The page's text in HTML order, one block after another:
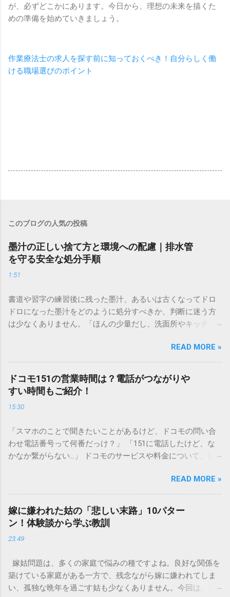
が、必ずどこかにあります。今日から、理想の未来を描くた
めの準備を始めていきましょう。
作業療法士の求人を探す前に知っておくべき！自分らしく働
ける職場選びのポイント
このブログの人気の投稿
墨汁の正しい捨て方と環境への配慮｜排水管
を守る安全な処分手順
1:51
書道や習字の練習後に残った墨汁、あるいは古くなってドロ
ドロになった墨汁をどのように処分すべきか、判断に迷う方
は少なくありません。「ほんの少量だし、洗面所やキッチン
と、実は予期せぬトラブルを招く原因となります。 墨汁は、
一般的な生活排水とは性質が大きく異なります。そのまま排
水口へ流すことは環境負荷だけでなく、ご自宅の排水設備を
傷める可能性も高いため、非常に危険です。この記事では、
墨汁を安全かつ環境に優しい方法で処分するための手順と、
容器を適切に分別する方法を徹底解説します。 墨汁を「排水
す）」と「膠（にかわ）」、そして水です。これらは非常に
微細かつ独特の粘性を持っているため、下水処理や配管維持
の観点から以下の問題が発生します。 1. 環境への深刻な負荷
施設であっても、これらの微粒子を完全に分解・除去するこ
とは容易ではありません。大量に流し続けると河川や海まで
到達し、水質の濁りや生態系へ悪影響を及ぼすリスクがあり
ます。 2. 排水管の詰まりと劣化 墨汁の粘度を保っている「膠
め、深刻な詰まりを引き起こします。特に築年数が経過した
住宅では配管トラブルが起きやすく、修理費用が高額になる
ケースも珍しくありません。 3. 頑固なシミと汚れの沈着 陶器
やホーロー製のシンクに墨汁が付着すると、細かい粒子が素
READ MORE »
ドコモ151の営業時間は？電話がつながりや
すい時間もご紹介！
15:30
「スマホのことで聞きたいことがあるけど、ドコモの問い合
わせ電話番号って何番だっけ？」 「151に電話したけど、な
かなか繋がらない…」 ドコモのサービスや料金について、疑
ンフォメーションセンター」の専用電話番号「151」ですよ
ね。 でも、「 ドコモ151は何時まで 営業しているの？」「
151は何時から 受付可能なの？」と営業時間がわからず、な
かなか電話ができない方もいるかもしれません。 この記事で
は、ドコモ151の営業時間や、電話が繋がりやすい時間帯、さ
らには電話がつながらない時の対処法をわかりやすく解説し
言うと、ドコモのインフォメーションセンター「151」の受付
時間は、 午前9時から午後8時まで です。 年中無休で、土日
祝日も営業しています。「 151 営業時間 」を気にする際、ま
READ MORE »
嫁に嫌われた姑の「悲しい末路」10パター
ン！体験談から学ぶ教訓
23:49
嫁姑問題は、多くの家庭で悩みの種ですよね。良好な関係を
築けている家庭がある一方で、残念ながら嫁に嫌われてしま
い、孤独な晩年を過ごす姑も少なくありません。今回は、嫁